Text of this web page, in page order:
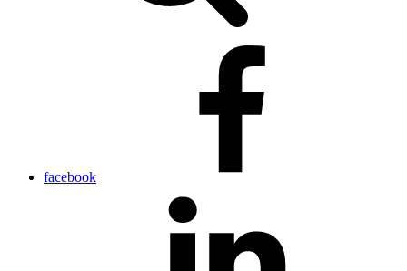
facebook